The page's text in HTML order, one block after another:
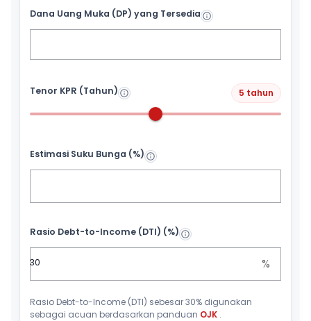
Dana Uang Muka (DP) yang Tersedia
Tenor KPR (Tahun) 5 tahun
Estimasi Suku Bunga (%)
Rasio Debt-to-Income (DTI) (%)
%
Rasio Debt-to-Income (DTI) sebesar 30% digunakan
sebagai acuan berdasarkan panduan OJK .